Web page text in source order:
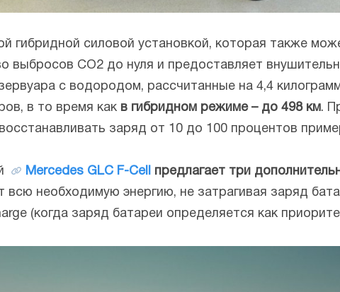
гибридной силовой установкой, которая также
выбросов СО2 до нуля и предоставляет
с водородом, рассчитанные на 4,4
в то время как в гибридном режиме – до 498 км.
заряд от 10 до 100 процентов
Mercedes GLC F-Cell предлагает три
всю необходимую энергию, не затрагивая заряд
(когда заряд батареи определяется как